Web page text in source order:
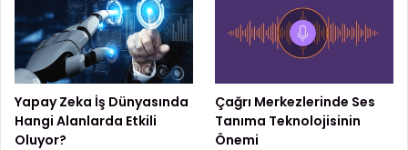
Yapay Zeka İş Dünyasında
Hangi Alanlarda Etkili
Oluyor?
Çağrı Merkezlerinde Ses
Tanıma Teknolojisinin
Önemi